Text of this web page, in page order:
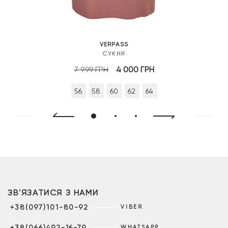
VERPASS
СУКНЯ
7 999ГРН
Оригінальна
7
4 000ГРН
56 58 60 62 64
ЗВ'ЯЗАТИСЯ З НАМИ
+38(097)101-80-92 VIBER